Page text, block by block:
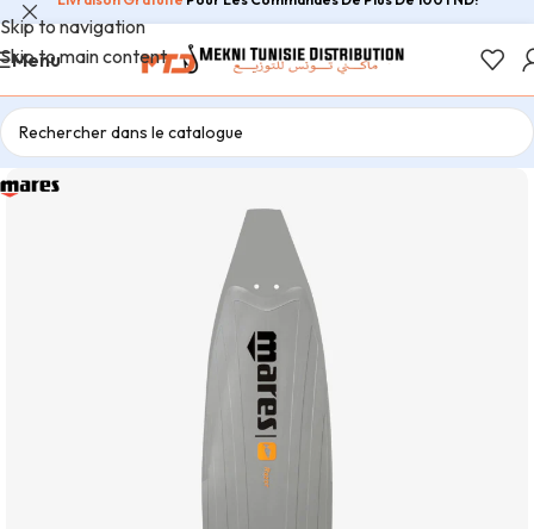
Skip to navigation
Skip to main content
Menu